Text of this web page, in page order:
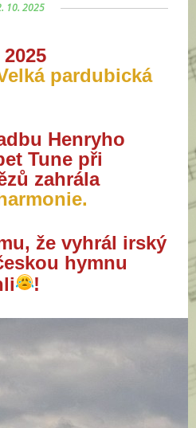
10. 2025
pardubická
Henryho
Tune při
zahrála
že vyhrál irský
hymnu
!